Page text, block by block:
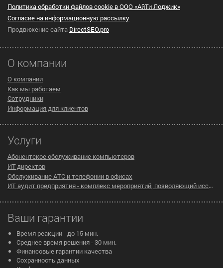
Политика обработки файлов cookie в ООО «АйТи Лоджик»
Согласие на информационную рассылку
Продвижение сайта DirectSEO.pro
О компании
О компании
Как мы работаем
Сотрудники
Информация для клиентов
Услуги
Абонентское обслуживание компьютеров
ИТ-директор
Обслуживание АТС и телефонии в офисах
ИТ аудит предприятия - комплекс мероприятий, позволяющий исследовать существующую инфраструктуру компании на предмет эффективности ее работы
Ваши гарантии
Время реакции - до 15 мин.
Среднее время решения - 30 мин.
Финансовые гарантии качества
Сохранность данных